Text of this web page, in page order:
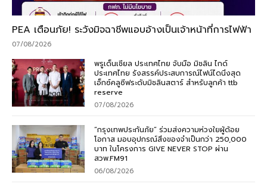
PEA เตือนภัย! ระวังมิจฉาชีพแอบอ้างเป็นเจ้าหน้าที่การไฟฟ้า
07/08/2026
พรูเด็นเชียล ประเทศไทย จับมือ มิชลิน ไกด์
ประเทศไทย รังสรรค์ประสบการณ์ไฟน์ไดนิ่งสุด
เอ็กซ์คลูซีฟระดับมิชลินสตาร์ สำหรับลูกค้า ttb
reserve
07/08/2026
“กรุงเทพประกันภัย” ร่วมส่งความห่วงใยผู้ด้อย
โอกาส มอบอุปกรณ์สิ่งของจำเป็นกว่า 250,000
บาท ในโครงการ GIVE NEVER STOP ผ่าน
สวพ.FM91
06/08/2026